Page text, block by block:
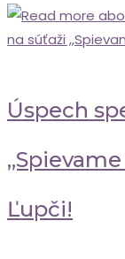
Úspech
Ľupči!